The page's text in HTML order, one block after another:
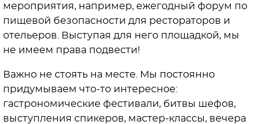
мероприятия, например, ежегодный форум по
пищевой безопасности для рестораторов и
отельеров. Выступая для него площадкой, мы
не имеем права подвести!
Важно не стоять на месте. Мы постоянно
придумываем что-то интересное:
гастрономические фестивали, битвы шефов,
выступления спикеров, мастер-классы, вечера